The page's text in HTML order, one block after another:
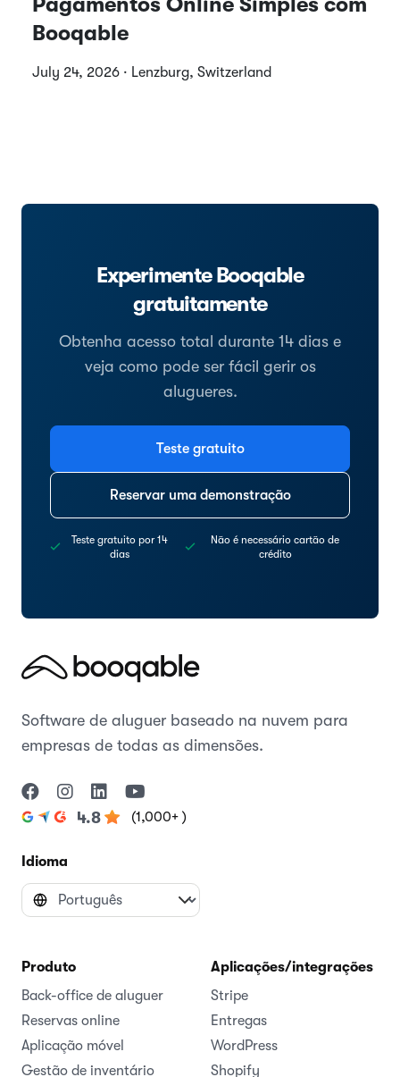
Booqable
July 24, 2026 · Lenzburg, Switzerland
Experimente Booqable
gratuitamente
Obtenha acesso total durante 14 dias e
veja como pode ser fácil gerir os
alugueres.
Teste gratuito
Reservar uma demonstração
Teste gratuito por 14
dias
Não é necessário cartão de
crédito
Software de aluguer baseado na nuvem para
empresas de todas as dimensões.
4.8 (1,000+ )
Idioma
Produto
Back-office de aluguer
Reservas online
Aplicação móvel
Gestão de inventário
Aplicações/integrações
Stripe
Entregas
WordPress
Shopify